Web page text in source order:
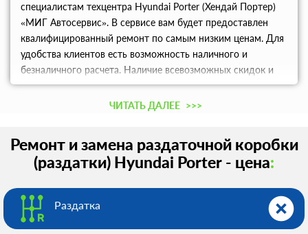
специалистам техцентра Hyundai Porter (Хендай Портер)
«МИГ Автосервис». В сервисе вам будет предоставлен
квалифицированный ремонт по самым низким ценам. Для
удобства клиентов есть возможность наличного и
безналичного расчета. Наличие всевозможных скидок и
также дисконтной программы порадует новых и
постоянных клиентов.ЧИТАТЬ ДАЛЕЕ >>>
Ремонт и замена раздаточной коробки
(раздатки) Hyundai Porter - цена:
Раздатка